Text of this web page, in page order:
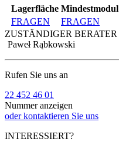
Lagerfläche Mindestmodul
FRAGEN
FRAGEN
ZUSTÄNDIGER BERATER
Paweł Rąbkowski
Rufen Sie uns an
22 452 46 01
Nummer anzeigen
oder kontaktieren Sie uns
INTERESSIERT?